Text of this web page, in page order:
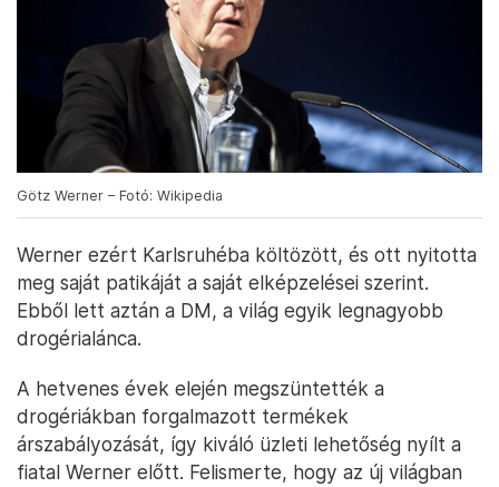
Götz Werner – Fotó: Wikipedia
Werner ezért Karlsruhéba költözött, és ott nyitotta
meg saját patikáját a saját elképzelései szerint.
Ebből lett aztán a DM, a világ egyik legnagyobb
drogérialánca.
A hetvenes évek elején megszüntették a
drogériákban forgalmazott termékek
árszabályozását, így kiváló üzleti lehetőség nyílt a
fiatal Werner előtt. Felismerte, hogy az új világban